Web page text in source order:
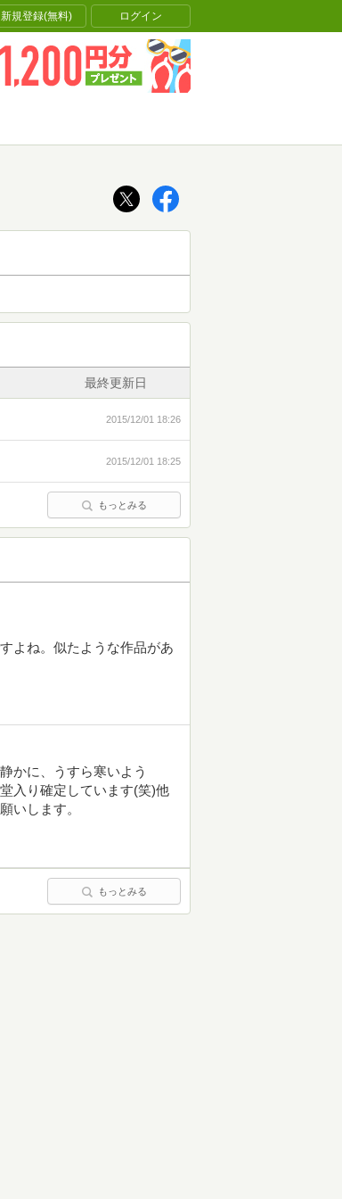
新規登録(無料) ログイン
最終更新日
2015/12/01 18:26
2015/12/01 18:25
もっとみる
よね。似たような作品があ
かに、うすら寒いよう
入り確定しています(笑)他
いします。
もっとみる